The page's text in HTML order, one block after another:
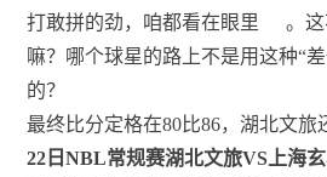
打敢拼的劲，咱都看在眼里
。
嘛？哪个球星的路上不是用这种“
的？
最终比分定格在80比86，湖北文
22日NBL常规赛湖北文旅VS上海